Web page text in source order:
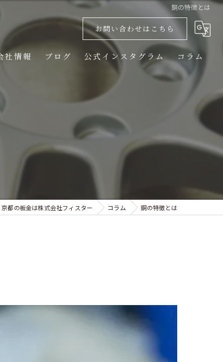
銅の特徴とは
お問い合わせはこちら
社情報 ブログ 公式インスタグラム コラム
京都の板金は株式会社フィスター コラム 銅の特徴とは